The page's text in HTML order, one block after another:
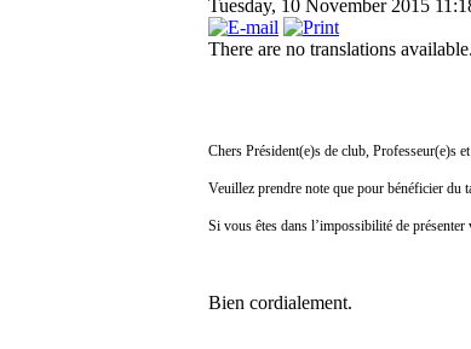
Tuesday, 10 November 2015
There are no translations available.
Chers Président(e)s de club, Professeur(e)s
Veuillez prendre note que pour bénéficier du
Si vous êtes dans l’impossibilité de
Bien cordialement.